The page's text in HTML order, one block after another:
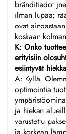
bränditiedot
ilman lupaa;
ovat
koskaan
K: Onko
erityisiin
esiintyvät
A: Kyllä.
optimointia
ja hiekan
varustettu
ja korkean